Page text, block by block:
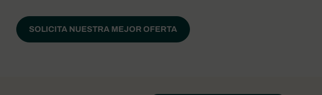
SOLICITA NUESTRA MEJOR OFERTA